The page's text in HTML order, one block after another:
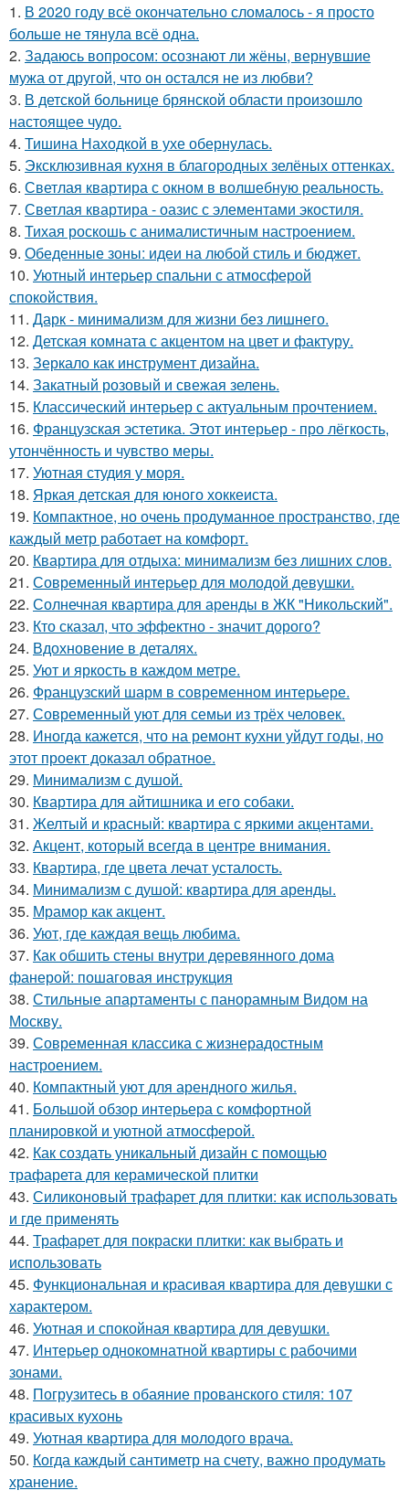
1. В 2020 году всё окончательно сломалось - я просто
больше не тянула всё одна.
2. Задаюсь вопросом: осознают ли жёны, вернувшие
мужа от другой, что он остался не из любви?
3. В детской больнице брянской области произошло
настоящее чудо.
4. Тишина Находкой в ухе обернулась.
5. Эксклюзивная кухня в благородных зелёных оттенках.
6. Светлая квартира с окном в волшебную реальность.
7. Светлая квартира - оазис с элементами экостиля.
8. Тихая роскошь с анималистичным настроением.
9. Обеденные зоны: идеи на любой стиль и бюджет.
10. Уютный интерьер спальни с атмосферой
спокойствия.
11. Дарк - минимализм для жизни без лишнего.
12. Детская комната с акцентом на цвет и фактуру.
13. Зеркало как инструмент дизайна.
14. Закатный розовый и свежая зелень.
15. Классический интерьер с актуальным прочтением.
16. Французская эстетика. Этот интерьер - про лёгкость,
утончённость и чувство меры.
17. Уютная студия у моря.
18. Яркая детская для юного хоккеиста.
19. Компактное, но очень продуманное пространство, где
каждый метр работает на комфорт.
20. Квартира для отдыха: минимализм без лишних слов.
21. Современный интерьер для молодой девушки.
22. Солнечная квартира для аренды в ЖК "Никольский".
23. Кто сказал, что эффектно - значит дорого?
24. Вдохновение в деталях.
25. Уют и яркость в каждом метре.
26. Французский шарм в современном интерьере.
27. Современный уют для семьи из трёх человек.
28. Иногда кажется, что на ремонт кухни уйдут годы, но
этот проект доказал обратное.
29. Минимализм с душой.
30. Квартира для айтишника и его собаки.
31. Желтый и красный: квартира с яркими акцентами.
32. Акцент, который всегда в центре внимания.
33. Квартира, где цвета лечат усталость.
34. Минимализм с душой: квартира для аренды.
35. Мрамор как акцент.
36. Уют, где каждая вещь любима.
37. Как обшить стены внутри деревянного дома
фанерой: пошаговая инструкция
38. Стильные апартаменты с панорамным Видом на
Москву.
39. Современная классика с жизнерадостным
настроением.
40. Компактный уют для арендного жилья.
41. Большой обзор интерьера с комфортной
планировкой и уютной атмосферой.
42. Как создать уникальный дизайн с помощью
трафарета для керамической плитки
43. Силиконовый трафарет для плитки: как использовать
и где применять
44. Трафарет для покраски плитки: как выбрать и
использовать
45. Функциональная и красивая квартира для девушки с
характером.
46. Уютная и спокойная квартира для девушки.
47. Интерьер однокомнатной квартиры с рабочими
зонами.
48. Погрузитесь в обаяние прованского стиля: 107
красивых кухонь
49. Уютная квартира для молодого врача.
50. Когда каждый сантиметр на счету, важно продумать
хранение.